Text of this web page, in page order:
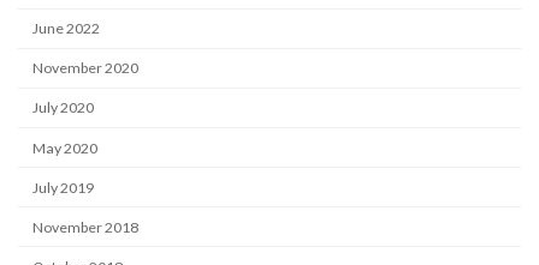
June 2022
November 2020
July 2020
May 2020
July 2019
November 2018